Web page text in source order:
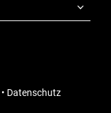
• Datenschutz